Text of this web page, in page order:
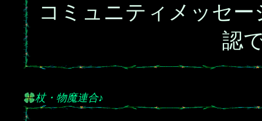
コミュニティメッセ
認
杖・物魔連合♪